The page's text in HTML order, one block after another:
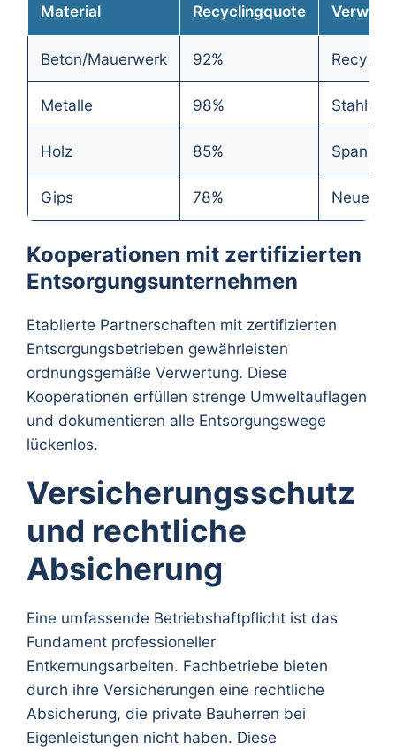
Material Recyclingquote
Beton/Mauerwerk 92%
Metalle 98%
Holz 85%
Gips 78% Neue
Kooperationen mit zertifizierten
Entsorgungsunternehmen
Etablierte Partnerschaften mit zertifizierten
Entsorgungsbetrieben gewährleisten
ordnungsgemäße Verwertung. Diese
Kooperationen erfüllen strenge Umweltauflagen
und dokumentieren alle Entsorgungswege
lückenlos.
Versicherungsschutz
und rechtliche
Absicherung
Eine umfassende Betriebshaftpflicht ist das
Fundament professioneller
Entkernungsarbeiten. Fachbetriebe bieten
durch ihre Versicherungen eine rechtliche
Absicherung, die private Bauherren bei
Eigenleistungen nicht haben. Diese